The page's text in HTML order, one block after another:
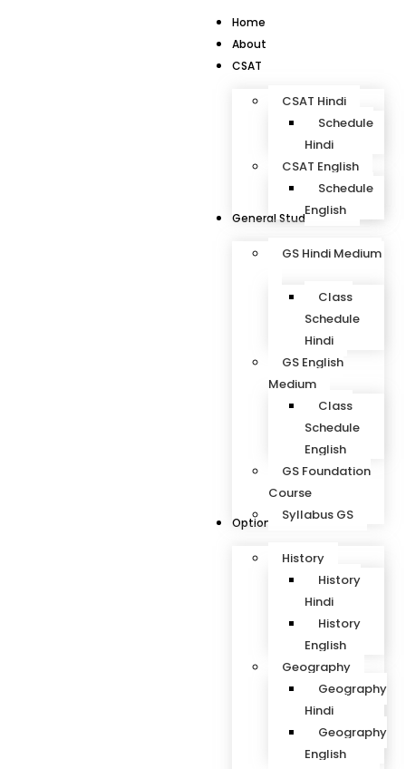
Home
About
CSAT
CSAT Hindi
Schedule
Hindi
CSAT English
Schedule
English
General Studies
GS Hindi Medium
Class
Schedule
Hindi
GS English
Medium
Class
Schedule
English
GS Foundation
Course
Syllabus GS
Optional Subjects
History
History
Hindi
History
English
Geography
Geography
Hindi
Geography
English